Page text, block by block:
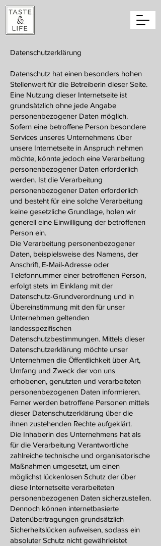
Datenschutzerklärung
Datenschutz hat einen besonders hohen
Stellenwert für die Betreiberin dieser Seite.
Eine Nutzung dieser Internetseite ist
grundsätzlich ohne jede Angabe
personenbezogener Daten möglich.
Sofern eine betroffene Person besondere
Services unseres Unternehmens über
unsere Internetseite in Anspruch nehmen
möchte, könnte jedoch eine Verarbeitung
personenbezogener Daten erforderlich
werden. Ist die Verarbeitung
personenbezogener Daten erforderlich
und besteht für eine solche Verarbeitung
keine gesetzliche Grundlage, holen wir
generell eine Einwilligung der betroffenen
Person ein.
Die Verarbeitung personenbezogener
Daten, beispielsweise des Namens, der
Anschrift, E-Mail-Adresse oder
Telefonnummer einer betroffenen Person,
erfolgt stets im Einklang mit der
Datenschutz-Grundverordnung und in
Übereinstimmung mit den für unser
Unternehmen geltenden
landesspezifischen
Datenschutzbestimmungen. Mittels dieser
Datenschutzerklärung möchte unser
Unternehmen die Öffentlichkeit über Art,
Umfang und Zweck der von uns
erhobenen, genutzten und verarbeiteten
personenbezogenen Daten informieren.
Ferner werden betroffene Personen mittels
dieser Datenschutzerklärung über die
ihnen zustehenden Rechte aufgeklärt.
Die Inhaberin des Unternehmens hat als
für die Verarbeitung Verantwortliche
zahlreiche technische und organisatorische
Maßnahmen umgesetzt, um einen
möglichst lückenlosen Schutz der über
diese Internetseite verarbeiteten
personenbezogenen Daten sicherzustellen.
Dennoch können internetbasierte
Datenübertragungen grundsätzlich
Sicherheitslücken aufweisen, sodass ein
absoluter Schutz nicht gewährleistet